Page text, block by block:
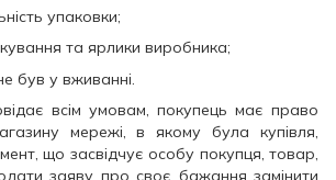
упаковки;
та ярлики виробника;
був у вживанні.
всім умовам, покупець має право
мережі, в якому була купівля,
що засвідчує особу покупця, товар,
заяву про своє бажання замінити